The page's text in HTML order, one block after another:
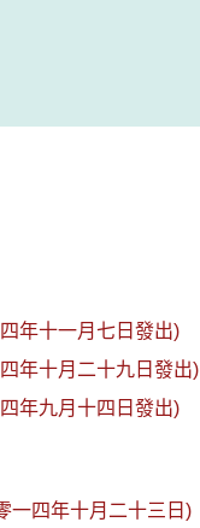
年十一月七日發出)
年十月二十九日發出)
年九月十四日發出)
一四年十月二十三日)